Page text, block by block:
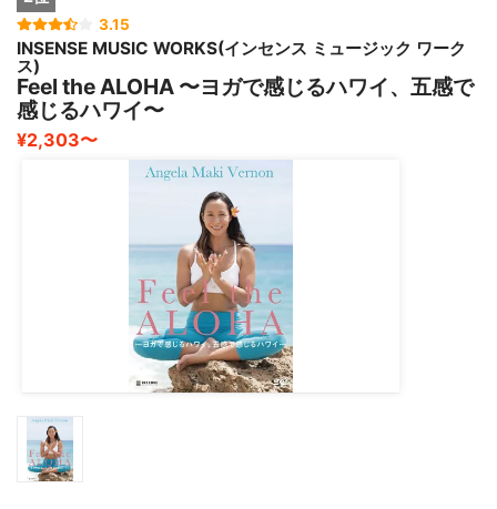
体をしっかり引き締めたい方におすすめです(^ ^)
3.15
INSENSE MUSIC WORKS(インセンス ミュージック ワーク
ス)
Feel the ALOHA 〜ヨガで感じるハワイ、五感で
感じるハワイ〜
¥2,303〜